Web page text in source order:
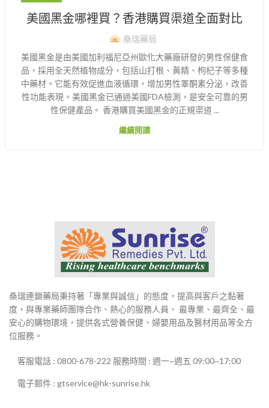
美國黑金哪裡買？香港購買渠道全面對比
桑瑞藥局
美國黑金是由美國加利福尼亞州歐化大藥廠研發的男性保健食
品，採用全天然植物成分，包括山打根、黃精、枸杞子等多種
中藥材。它能有效促進血液循環，增加男性睪酮素分泌，改善
性功能表現。美國黑金已通過美國FDA檢測，是安全可靠的男
性保健產品。 香港購買美國黑金的正規渠道 ...
繼續閱讀
桑瑞連鎖藥局秉持著「專業與誠信」的態度，提高與客戶之黏著
度，與專業藥師團隊合作、熱心的服務人員、 最專業、最齊全、最
安心的購物環境，提供各式營養保健、婦嬰用品及醫材用品等全方
位服務。
客服電話 : 0800-678-222 服務時間 : 週一~週五 09:00~17:00
電子郵件 : gtservice@hk-sunrise.hk